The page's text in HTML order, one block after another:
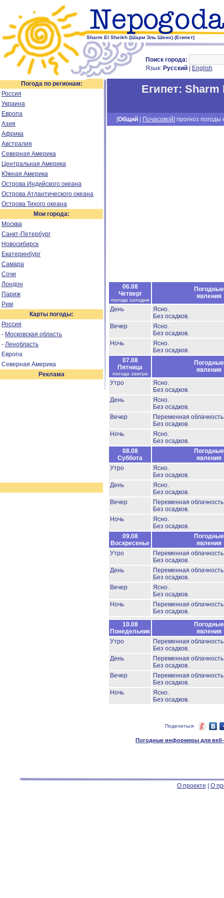
Sharm El Sheikh (Шарм Эль Шеих) (Египет)
Поиск города:
Язык: Русский English
Погода по регионам:
Россия
Украина
Европа
Азия
Африка
Австралия
Северная Америка
Центральная Америка
Южная Америка
Острова Индийского океана
Острова Атлантического океана
Острова Тихого океана
Мои города:
Москва
Санкт-Петербург
Новосибирск
Екатеринбург
Самара
Сочи
Лондон
Париж
Рим
Карты погоды:
Россия
- Московская область
- Ленобласть
Европа
Северная Америка
Реклама
Египет:
[Общий Почасовой] прогноз погоды
06.08
Четверг
погода сегодня
Погодные
явления
День
Ясно.
Без осадков.
Вечер
Ясно.
Без осадков.
Ночь
Ясно.
Без осадков.
07.08
Пятница
погода завтра
Погодные
явления
Утро
Ясно.
Без осадков.
День
Ясно.
Без осадков.
Вечер
Переменная
Без осадков.
Ночь
Ясно.
Без осадков.
08.08
Суббота
Погодные
явления
Утро
Ясно.
Без осадков.
День
Ясно.
Без осадков.
Вечер
Переменная облачность
Без осадков.
Ночь
Ясно.
Без осадков.
09.08
Воскресенье
Погодные
явления
Утро
Переменная облачность
Без осадков.
День
Переменная облачность
Без осадков.
Вечер
Ясно.
Без осадков.
Ночь
Переменная облачность
Без осадков.
10.08
Понедельник
Погодные
явления
Утро
Переменная облачность
Без осадков.
День
Переменная облачность
Без осадков.
Вечер
Переменная облачность
Без осадков.
Ночь
Ясно.
Без осадков.
Поделиться
Погодные информеры для веб-
О проекте О